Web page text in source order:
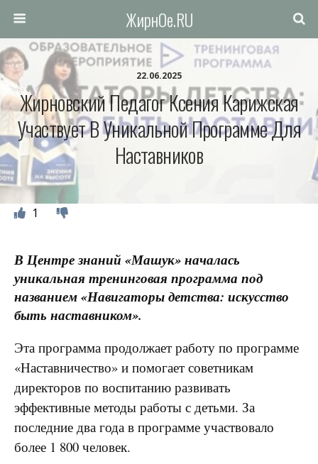
ЖирнОе.RU
22.06.2025
Жирновский Педагог Ксения Карижская
Участвует В Уникальной Программе Для
Наставников
1
В Центре знаний «Машук» началась
уникальная тренинговая программа под
названием «Навигаторы детства: искусство
быть наставником».
Эта программа продолжает работу по программе
«Наставничество» и помогает советникам
директоров по воспитанию развивать
эффективные методы работы с детьми. За
последние два года в программе участвовало
более 1 800 человек.